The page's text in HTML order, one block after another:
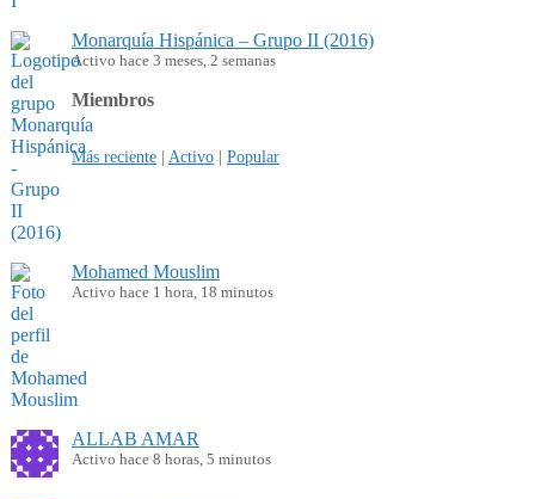
Monarquía Hispánica – Grupo II (2016)
Activo hace 3 meses, 2 semanas
Miembros
Más reciente | Activo | Popular
Mohamed Mouslim
Activo hace 1 hora, 18 minutos
ALLAB AMAR
Activo hace 8 horas, 5 minutos